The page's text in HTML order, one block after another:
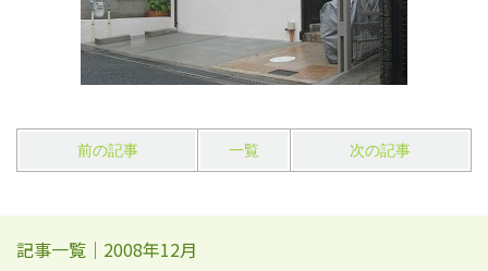
前の記事 一覧 次の記事
記事一覧｜2008年12月